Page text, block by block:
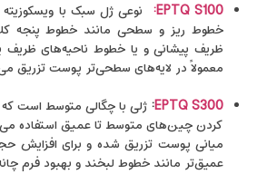
EPTQ S100
: نوعی ژل سبک با
خطوط ریز و سطحی مانند خطوط پنجه
ظریف پیشانی و یا خطوط ناحیه‌های ظریف
معمولاً در لایه‌های سطحی‌تر پوست تزریق
EPTQ S300
: ژلی با چگالی متوسط است
کردن چین‌های متوسط تا عمیق استفاده
میانی پوست تزریق شده و برای افزایش
عمیق‌تر مانند خطوط لبخند و بهبود فرم چانه